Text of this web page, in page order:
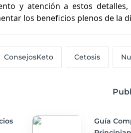
y atención a estos
los beneficios plenos de la
ConsejosKeto Cetosis
Guía